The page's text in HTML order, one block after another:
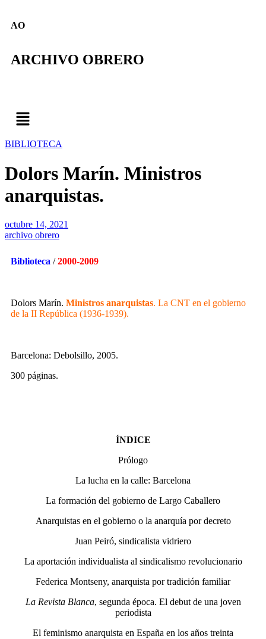
AO
ARCHIVO OBRERO
BIBLIOTECA
Dolors Marín. Ministros
anarquistas.
octubre 14, 2021
archivo obrero
Biblioteca /2000-2009
Dolors Marín. Ministros anarquistas. La CNT en el gobierno
de la II República (1936-1939).
Barcelona: Debolsillo, 2005.
300 páginas.
ÍNDICE
Prólogo
La lucha en la calle: Barcelona
La formación del gobierno de Largo Caballero
Anarquistas en el gobierno o la anarquía por decreto
Juan Peiró, sindicalista vidriero
La aportación individualista al sindicalismo revolucionario
Federica Montseny, anarquista por tradición familiar
La Revista Blanca, segunda época. El debut de una joven
periodista
El feminismo anarquista en España en los años treinta